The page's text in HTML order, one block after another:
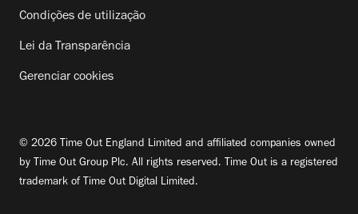
Condições de utilização
Lei da Transparência
Gerenciar cookies
© 2026 Time Out England Limited and affiliated companies owned
by Time Out Group Plc. All rights reserved. Time Out is a registered
trademark of Time Out Digital Limited.